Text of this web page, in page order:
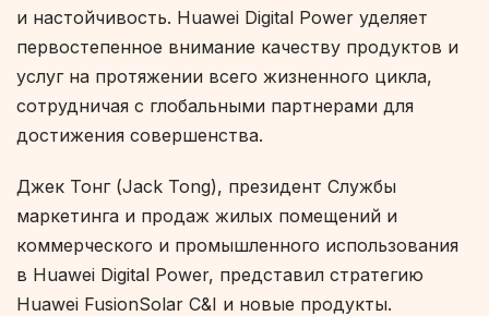
и настойчивость. Huawei Digital Power уделяет
первостепенное внимание качеству продуктов и
услуг на протяжении всего жизненного цикла,
сотрудничая с глобальными партнерами для
достижения совершенства.
Джек Тонг (Jack Tong), президент Службы
маркетинга и продаж жилых помещений и
коммерческого и промышленного использования
в Huawei Digital Power, представил стратегию
Huawei FusionSolar C&I и новые продукты.